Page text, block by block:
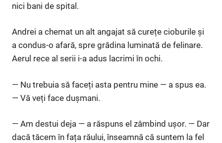
nici bani de spital.
Andrei a chemat un alt angajat să curețe cioburile și
a condus-o afară, spre grădina luminată de felinare.
Aerul rece al serii i-a adus lacrimi în ochi.
— Nu trebuia să faceți asta pentru mine — a spus ea.
— Vă veți face dușmani.
— Am destui deja — a răspuns el zâmbind ușor. — Dar
dacă tăcem în fața răului, înseamnă că suntem la fel